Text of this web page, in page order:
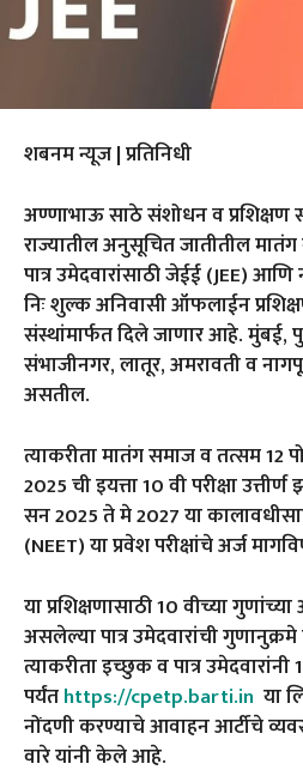
शबनम न्यूज | प्रतिनिधी
अण्णाभाऊ साठे संशोधन व प्रशिक्षण
राज्यातील अनुसूचित जातीतील
पात्र उमेदवारांसाठी जेईई (JEE) आणि
निः शुल्क अनिवासी ऑफलाईन
संस्थांमार्फत दिले जाणार आहे. मुंबई,
संभाजीनगर, लातूर, अमरावती व
असतील.
त्याकरीता मातंग समाज व तत्सम 12
2025 ची इयत्ता 10 वी परीक्षा
सन 2025 ते मे 2027 या
(NEET) या प्रवेश परीक्षांचे अर्ज
या प्रशिक्षणासाठी 10 वीच्या
असलेल्या पात्र उमेदवारांची
त्याकरीता इच्छुक व पात्र
पर्यंतhttps://cpetp.barti.in या
नोंदणी करण्याचे आवाहन आर्टीचे
वारे यांनी केले आहे.